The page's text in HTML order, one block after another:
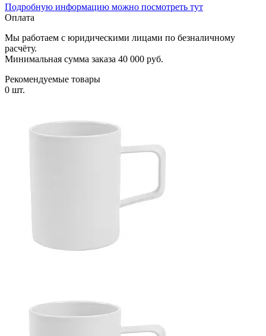
Подробную информацию можно посмотреть тут
Оплата
Мы работаем с юридическими лицами по безналичному
расчёту.
Минимальная сумма заказа 40 000 руб.
Рекомендуемые товары
0 шт.